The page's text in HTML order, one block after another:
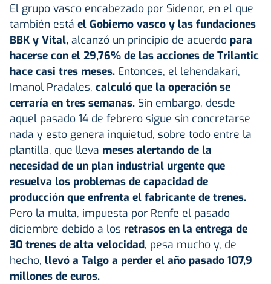
El grupo vasco encabezado por Sidenor, en el que
también está el Gobierno vasco y las fundaciones
BBK y Vital, alcanzó un principio de acuerdo para
hacerse con el 29,76% de las acciones de Trilantic
hace casi tres meses. Entonces, el lehendakari,
Imanol Pradales, calculó que la operación se
cerraría en tres semanas. Sin embargo, desde
aquel pasado 14 de febrero sigue sin concretarse
nada y esto genera inquietud, sobre todo entre la
plantilla, que lleva meses alertando de la
necesidad de un plan industrial urgente que
resuelva los problemas de capacidad de
producción que enfrenta el fabricante de trenes.
Pero la multa, impuesta por Renfe el pasado
diciembre debido a los retrasos en la entrega de
30 trenes de alta velocidad, pesa mucho y, de
hecho, llevó a Talgo a perder el año pasado 107,9
millones de euros.